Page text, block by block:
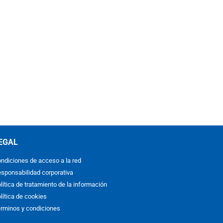
de acceso a la red
corporativa
de tratamiento de la información
de cookies
y condiciones